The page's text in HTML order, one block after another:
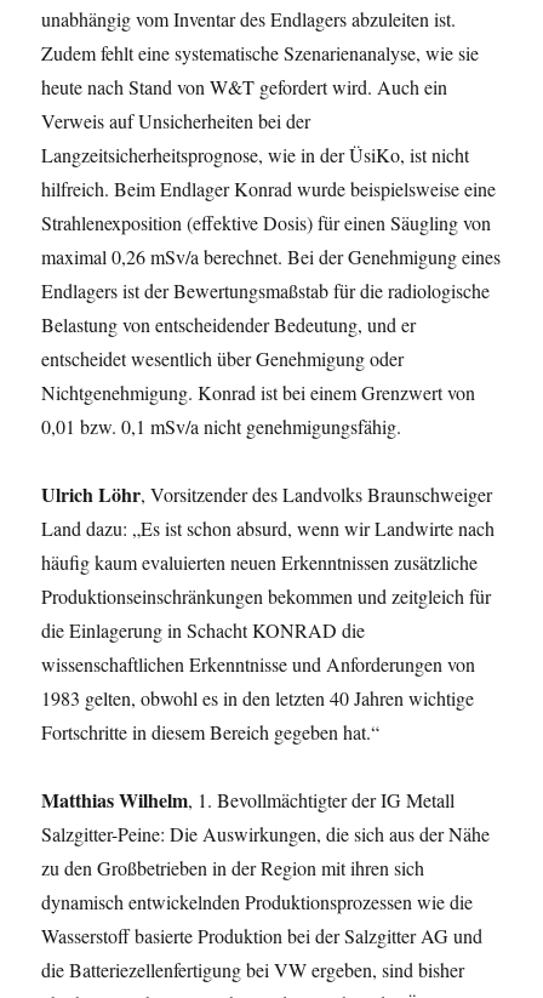
unabhängig vom Inventar des Endlagers abzuleiten ist.
Zudem fehlt eine systematische Szenarienanalyse, wie sie
heute nach Stand von W&T gefordert wird. Auch ein
Verweis auf Unsicherheiten bei der
Langzeitsicherheitsprognose, wie in der ÜsiKo, ist nicht
hilfreich. Beim Endlager Konrad wurde beispielsweise eine
Strahlenexposition (effektive Dosis) für einen Säugling von
maximal 0,26 mSv/a berechnet. Bei der Genehmigung eines
Endlagers ist der Bewertungsmaßstab für die radiologische
Belastung von entscheidender Bedeutung, und er
entscheidet wesentlich über Genehmigung oder
Nichtgenehmigung. Konrad ist bei einem Grenzwert von
0,01 bzw. 0,1 mSv/a nicht genehmigungsfähig.
Ulrich Löhr, Vorsitzender des Landvolks Braunschweiger
Land dazu: „Es ist schon absurd, wenn wir Landwirte nach
häufig kaum evaluierten neuen Erkenntnissen zusätzliche
Produktionseinschränkungen bekommen und zeitgleich für
die Einlagerung in Schacht KONRAD die
wissenschaftlichen Erkenntnisse und Anforderungen von
1983 gelten, obwohl es in den letzten 40 Jahren wichtige
Fortschritte in diesem Bereich gegeben hat.“
Matthias Wilhelm, 1. Bevollmächtigter der IG Metall
Salzgitter-Peine: Die Auswirkungen, die sich aus der Nähe
zu den Großbetrieben in der Region mit ihren sich
dynamisch entwickelnden Produktionsprozessen wie die
Wasserstoff basierte Produktion bei der Salzgitter AG und
die Batteriezellenfertigung bei VW ergeben, sind bisher